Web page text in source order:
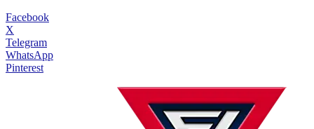
Facebook
X
Telegram
WhatsApp
Pinterest